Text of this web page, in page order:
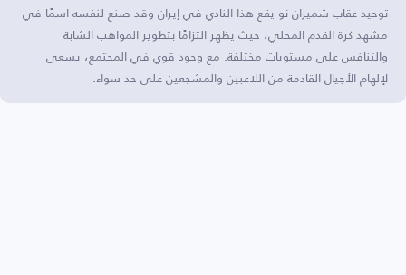
توحيد عقاب شميران نو يقع هذا النادي في إيران وقد صنع لنفسه اسمًا في
مشهد كرة القدم المحلي، حيث يظهر التزامًا بتطوير المواهب الشابة
والتنافس على مستويات مختلفة. مع وجود قوي في المجتمع، يسعى
لإلهام الأجيال القادمة من اللاعبين والمشجعين على حد سواء.